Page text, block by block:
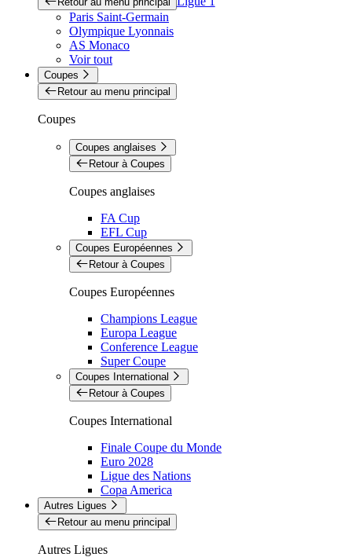
Paris Saint-Germain
Olympique Lyonnais
AS Monaco
Voir tout
Coupes
Retour au menu principal
Coupes
Coupes anglaises
Retour à Coupes
Coupes anglaises
FA Cup
EFL Cup
Coupes Européennes
Retour à Coupes
Coupes Européennes
Champions League
Europa League
Conference League
Super Coupe
Coupes International
Retour à Coupes
Coupes International
Finale Coupe du Monde
Euro 2028
Ligue des Nations
Copa America
Autres Ligues
Retour au menu principal
Autres Ligues